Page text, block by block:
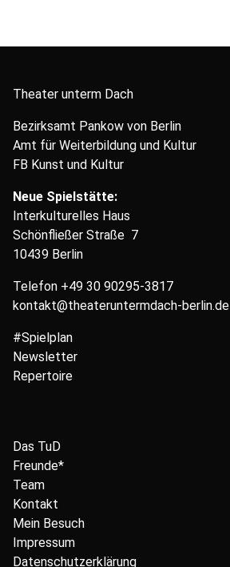
Theater unterm Dach
Bezirksamt Pankow von Berlin
Amt für Weiterbildung und Kultur
FB Kunst und Kultur
Neue Spielstätte:
Interkulturelles Haus
Schönfließer Straße 7
10439 Berlin
Telefon +49 30 90295-3817
kontakt@theateruntermdach-berlin.de
#Spielplan
Newsletter
Repertoire
Das TuD
Freunde*
Team
Kontakt
Mein Besuch
Impressum
Datenschutzerklärung